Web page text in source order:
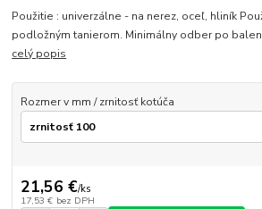
Použitie : univerzálne - na nerez, oceľ, hliník
podložným tanierom. Minimálny odber po
celý popis
Rozmer v mm / zrnitosť kotúča
21,56 €/ks
17,53 € bez DPH